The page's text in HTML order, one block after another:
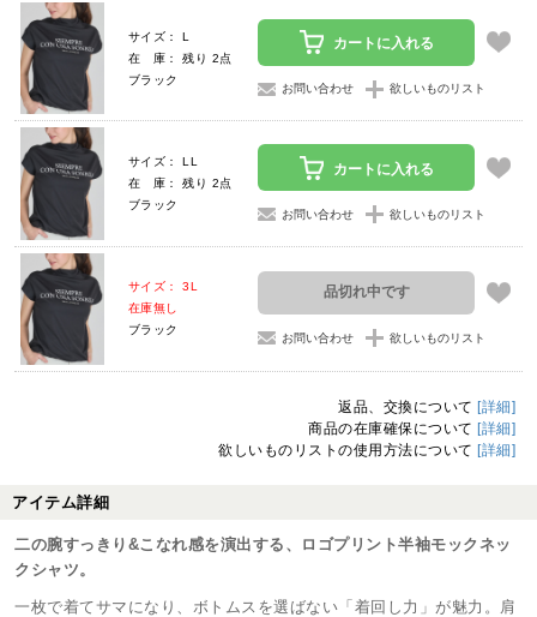
サイズ： L
在 庫： 残り 2点
ブラック
カートに入れる
お問い合わせ 欲しいものリスト
サイズ： LL
在 庫： 残り 2点
ブラック
カートに入れる
お問い合わせ 欲しいものリスト
サイズ： 3L
在庫無し
ブラック
品切れ中です
お問い合わせ 欲しいものリスト
返品、交換について [詳細]
商品の在庫確保について [詳細]
欲しいものリストの使用方法について [詳細]
アイテム詳細
二の腕すっきり&こなれ感を演出する、ロゴプリント半袖モックネッ
クシャツ。
一枚で着てサマになり、ボトムスを選ばない「着回し力」が魅力。肩